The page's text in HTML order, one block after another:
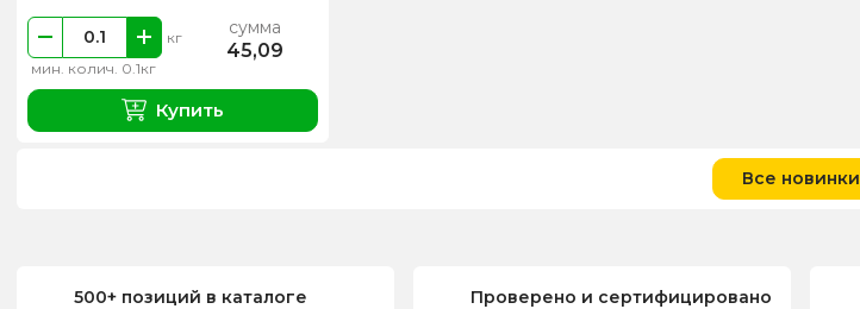
мин. колич. 0.1кг
кг сумма
45,09
Купить
Все новинки
500+ позиций в каталоге Проверено и сертифицировано